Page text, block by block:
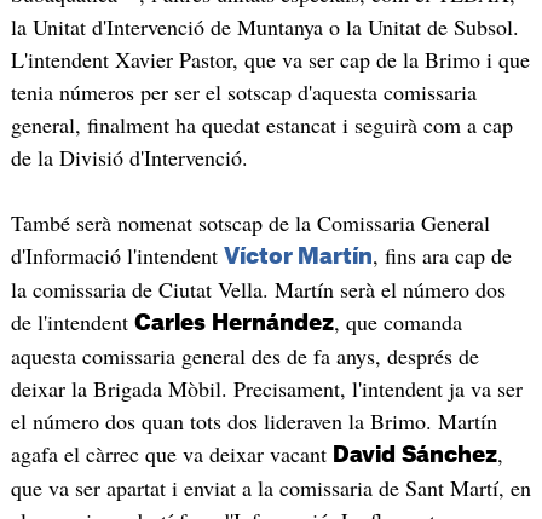
la Unitat d'Intervenció de Muntanya o la Unitat de Subsol.
L'intendent Xavier Pastor, que va ser cap de la Brimo i que
tenia números per ser el sotscap d'aquesta comissaria
general, finalment ha quedat estancat i seguirà com a cap
de la Divisió d'Intervenció.
També serà nomenat sotscap de la Comissaria General
d'Informació l'intendent Víctor Martín, fins ara cap de
la comissaria de Ciutat Vella. Martín serà el número dos
de l'intendent Carles Hernández, que comanda
aquesta comissaria general des de fa anys, després de
deixar la Brigada Mòbil. Precisament, l'intendent ja va ser
el número dos quan tots dos lideraven la Brimo. Martín
agafa el càrrec que va deixar vacant David Sánchez,
que va ser apartat i enviat a la comissaria de Sant Martí, en